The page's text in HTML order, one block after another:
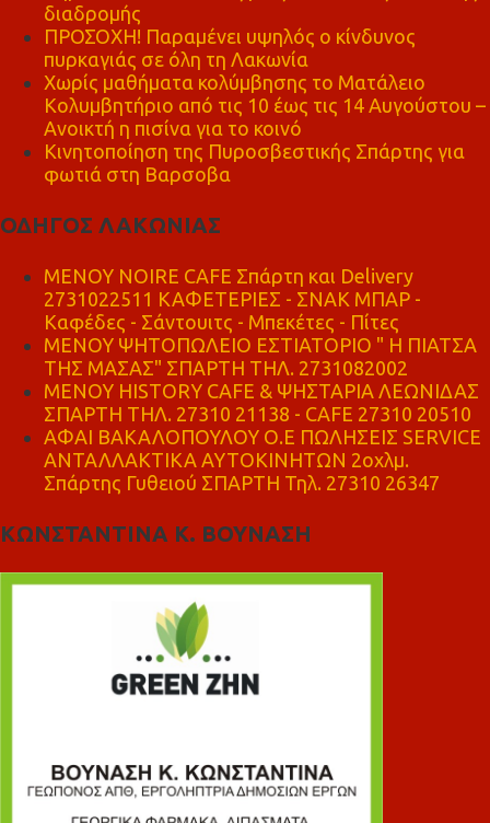
διαδρομής
ΠΡΟΣΟΧΗ! Παραμένει υψηλός ο κίνδυνος
πυρκαγιάς σε όλη τη Λακωνία
Χωρίς μαθήματα κολύμβησης το Ματάλειο
Κολυμβητήριο από τις 10 έως τις 14 Αυγούστου –
Ανοικτή η πισίνα για το κοινό
Κινητοποίηση της Πυροσβεστικής Σπάρτης για
φωτιά στη Βαρσοβα
ΟΔΗΓΟΣ ΛΑΚΩΝΙΑΣ
MENOY NOIRE CAFE Σπάρτη και Delivery
2731022511 ΚΑΦΕΤΕΡΙΕΣ - ΣΝΑΚ ΜΠΑΡ -
Καφέδες - Σάντουιτς - Μπεκέτες - Πίτες
ΜΕΝΟΥ ΨΗΤΟΠΩΛΕΙΟ ΕΣΤΙΑΤΟΡΙΟ " Η ΠΙΑΤΣΑ
ΤΗΣ ΜΑΣΑΣ" ΣΠΑΡΤΗ ΤΗΛ. 2731082002
ΜΕΝΟΥ HISTORY CAFE & ΨΗΣΤΑΡΙΑ ΛΕΩΝΙΔΑΣ
ΣΠΑΡΤΗ ΤΗΛ. 27310 21138 - CAFE 27310 20510
ΑΦΑΙ ΒΑΚΑΛΟΠΟΥΛΟΥ Ο.Ε ΠΩΛΗΣΕΙΣ SERVICE
ΑΝΤΑΛΛΑΚΤΙΚΑ ΑΥΤΟΚΙΝΗΤΩΝ 2οχλμ.
Σπάρτης Γυθειού ΣΠΑΡΤΗ Τηλ. 27310 26347
ΚΩΝΣΤΑΝΤΙΝΑ Κ. ΒΟΥΝΑΣΗ